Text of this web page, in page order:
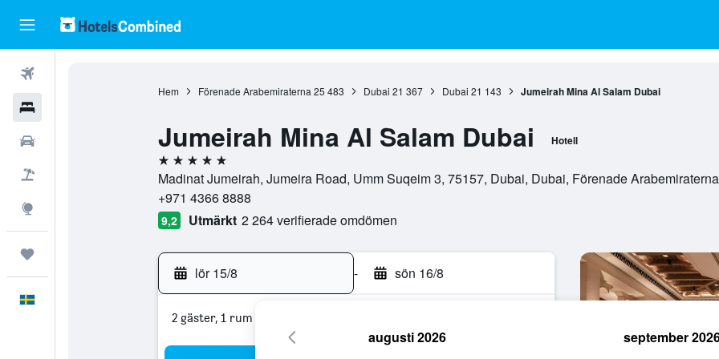
Hem Förenade Arabemiraterna 25 483 Dubai 21 367 Dubai 21 143 Jumeirah Mina Al Salam Dubai
Jumeirah Mina Al Salam Dubai Hotell
5 stjärnor
Madinat Jumeirah, Jumeira Road, Umm Suqeim 3, 75157, Dubai, Dubai, Förenade Arabemiraterna
+971 4366 8888
9,2 Utmärkt 2 264 verifierade omdömen
lör 15/8 - sön 16/8
2 gäster, 1 rum
augusti 2026 september